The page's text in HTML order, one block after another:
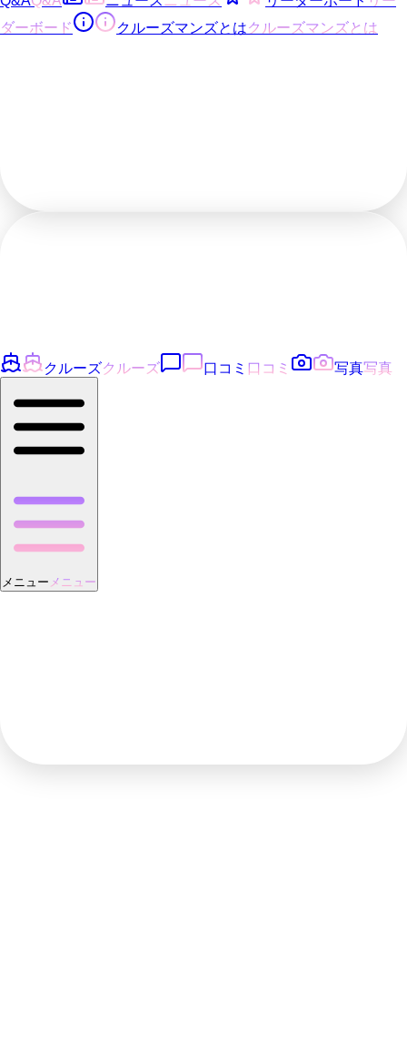
ダーボード
クルーズマンズとはクルーズマンズとは
クルーズクルーズ 口コミ 口コミ 写真写真
メニュー メニュー